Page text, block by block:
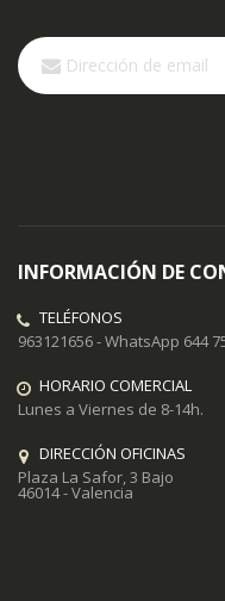
Inscríbase
a
nuestro
INFORMACIÓN DE
TELÉFONOS
963121656 - WhatsApp 644
HORARIO COMERCIAL
Lunes a Viernes de 8-14h.
DIRECCIÓN OFICINAS
Plaza La Safor, 3 Bajo
46014 - Valencia